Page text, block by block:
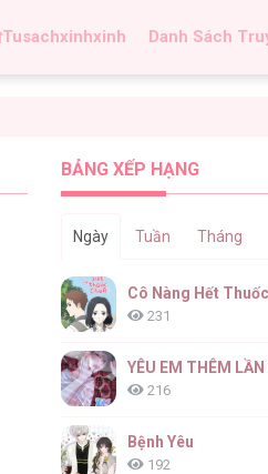
Tusachxinhxinh Danh Sách
BẢNG XẾP HẠNG
Ngày Tuần Tháng
Cô Nàng Hết
231
216
Bệnh Yêu
192